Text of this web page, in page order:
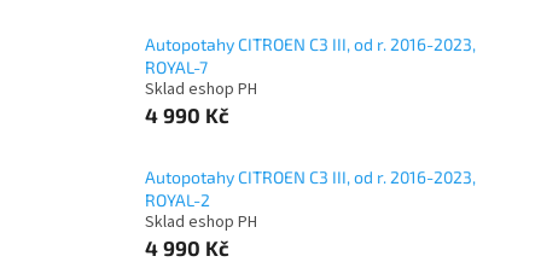
Autopotahy CITROEN C3 III, od r. 2016-2023,
ROYAL-7
Sklad eshop PH
4 990 Kč
Autopotahy CITROEN C3 III, od r. 2016-2023,
ROYAL-2
Sklad eshop PH
4 990 Kč